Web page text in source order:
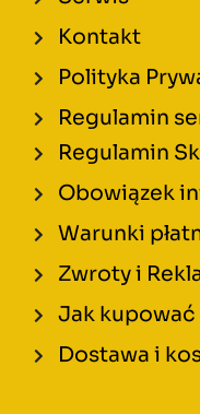
Kontakt
Polityka
Regulamin
Regulamin
Obowiązek
Warunki
Zwroty i
Jak kupować
Dostawa i